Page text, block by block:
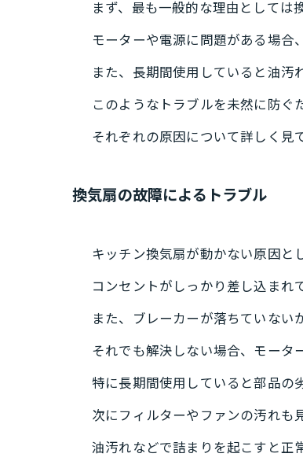
まず、最も一般的な理由としては
モーターや電源に問題がある場合
また、長期間使用していると油汚
このようなトラブルを未然に防ぐ
それぞれの原因について詳しく見
換気扇の故障によるトラブル
キッチン換気扇が動かない原因と
コンセントがしっかり差し込まれ
また、ブレーカーが落ちていない
それでも解決しない場合、モータ
特に長期間使用していると部品の
次にフィルターやファンの汚れも
油汚れなどで詰まりを起こすと正